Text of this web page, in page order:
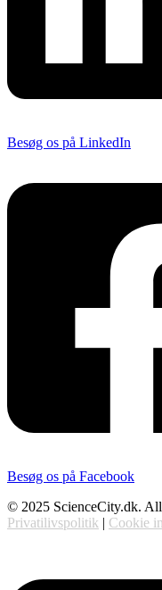
Besøg os på LinkedIn
Besøg os på Facebook
© 2025 ScienceCity.dk.
Privatilivspolitik | Cookie